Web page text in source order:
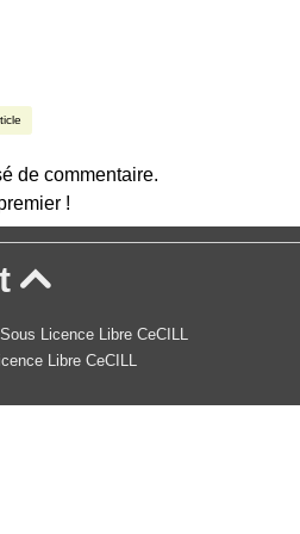
de commentaire.
!

Sous Licence Libre CeCILL
Libre CeCILL